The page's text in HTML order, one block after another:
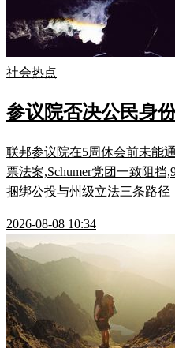
社会热点
参议院否决公民身
联邦参议院在5周休会前未能
票法案,Schumer党团一致阻挡
捆绑公投与州级立法三条路径
2026-08-08 10:34